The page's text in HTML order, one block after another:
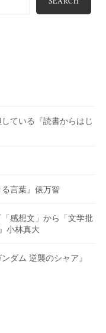
ている『読書からはじ
言葉』俵万智
感想文」から「文学批
小林真大
ダム 逆襲のシャア』